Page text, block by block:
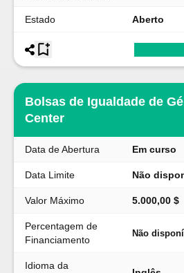
Estado Aberto
Bolsas de Igualdade de
Center
Data de Abertura Em curso
Data Limite Não
Valor Máximo 5.000,00 $
Percentagem de
Financiamento
Não
Idioma da